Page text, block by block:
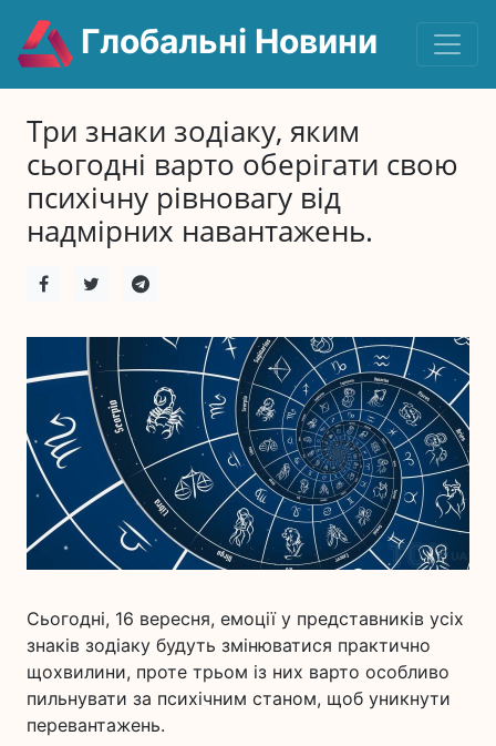
Глобальні Новини
Три знаки зодіаку, яким
сьогодні варто оберігати свою
психічну рівновагу від
надмірних навантажень.
Сьогодні, 16 вересня, емоції у представників усіх
знаків зодіаку будуть змінюватися практично
щохвилини, проте трьом із них варто особливо
пильнувати за психічним станом, щоб уникнути
перевантажень.